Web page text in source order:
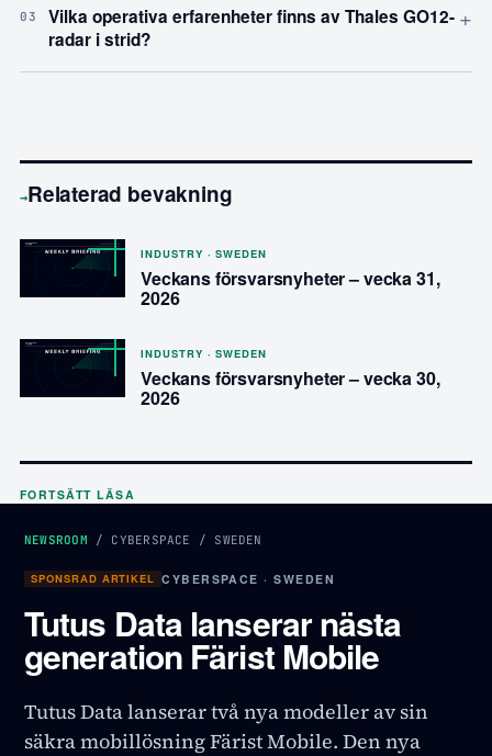
03
Vilka operativa erfarenheter finns av Thales GO12-
radar i strid?
+
→Relaterad bevakning
INDUSTRY · SWEDEN
Veckans försvarsnyheter – vecka 31,
2026
INDUSTRY · SWEDEN
Veckans försvarsnyheter – vecka 30,
2026
FORTSÄTT LÄSA
NEWSROOM / CYBERSPACE / SWEDEN
SPONSRAD ARTIKEL CYBERSPACE · SWEDEN
Tutus Data lanserar nästa
generation Färist Mobile
Tutus Data lanserar två nya modeller av sin
säkra mobillösning Färist Mobile. Den nya